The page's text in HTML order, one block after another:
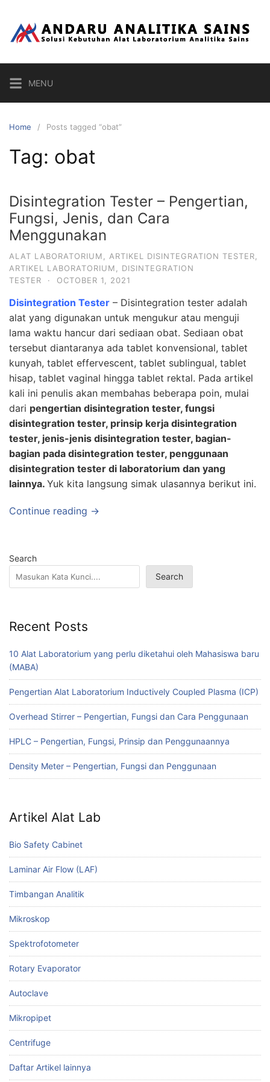
content
MENU
Home Posts tagged “obat”
Tag: obat
Disintegration Tester – Pengertian,
Fungsi, Jenis, dan Cara
Menggunakan
ALAT LABORATORIUM ARTIKEL DISINTEGRATION TESTER
ARTIKEL LABORATORIUM
DISINTEGRATION
TESTER
· OCTOBER 1, 2021
Disintegration Tester – Disintegration tester adalah
alat yang digunakan untuk mengukur atau menguji
lama waktu hancur dari sediaan obat. Sediaan obat
tersebut diantaranya ada tablet konvensional, tablet
kunyah, tablet effervescent, tablet sublingual, tablet
hisap, tablet vaginal hingga tablet rektal. Pada artikel
kali ini penulis akan membahas beberapa poin, mulai
dari pengertian disintegration tester, fungsi
disintegration tester, prinsip kerja disintegration
tester, jenis-jenis disintegration tester, bagian-
bagian pada disintegration tester, penggunaan
disintegration tester di laboratorium dan yang
lainnya. Yuk kita langsung simak ulasannya berikut ini.
Continue reading →
Search
Search
Recent Posts
10 Alat Laboratorium yang perlu diketahui oleh Mahasiswa baru
(MABA)
Pengertian Alat Laboratorium Inductively Coupled Plasma (ICP)
Overhead Stirrer – Pengertian, Fungsi dan Cara Penggunaan
HPLC – Pengertian, Fungsi, Prinsip dan Penggunaannya
Density Meter – Pengertian, Fungsi dan Penggunaan
Artikel Alat Lab
Bio Safety Cabinet
Laminar Air Flow (LAF)
Timbangan Analitik
Mikroskop
Spektrofotometer
Rotary Evaporator
Autoclave
Mikropipet
Centrifuge
Daftar Artikel lainnya